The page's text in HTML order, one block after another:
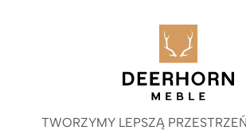
TWORZYMY LEPSZĄ